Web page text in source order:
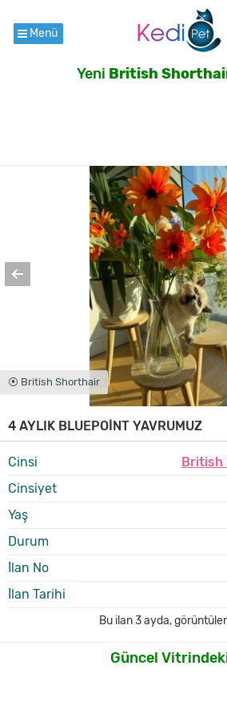
Menü
Yeni British
⦿ British Shorthair
4 AYLIK BLUEPOİNT YAVRUMUZ
Cinsi British
Cinsiyet
Yaş
Durum
İlan No
İlan Tarihi
Bu ilan3 ayda,
Güncel